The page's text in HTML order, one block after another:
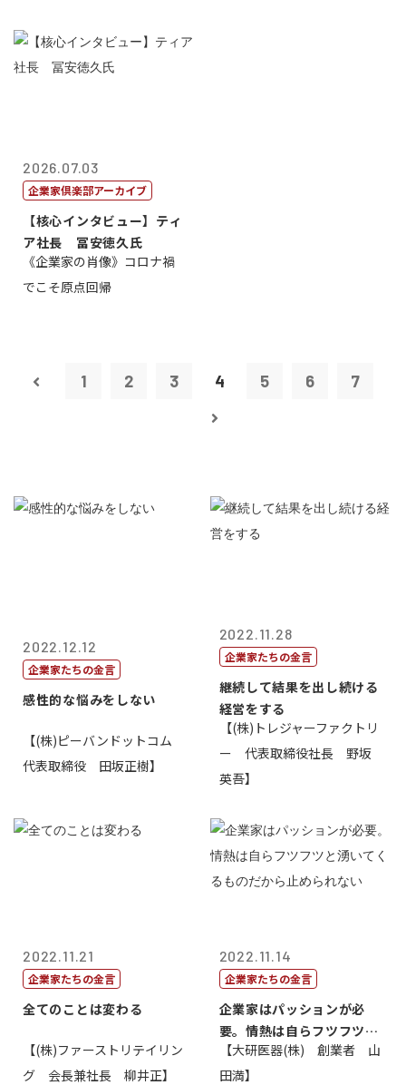
2026.07.03
企業家倶楽部アーカイブ
【核心インタビュー】ティ
ア社長 冨安徳久氏
《企業家の肖像》コロナ禍
でこそ原点回帰
1 2 3 4 5 6 7
2022.12.12
企業家たちの金言
感性的な悩みをしない
【(株)ピーバンドットコム
代表取締役 田坂正樹】
2022.11.28
企業家たちの金言
継続して結果を出し続ける
経営をする
【(株)トレジャーファクトリ
ー 代表取締役社長 野坂
英吾】
2022.11.21
企業家たちの金言
全てのことは変わる
【(株)ファーストリテイリン
グ 会長兼社長 柳井正】
2022.11.14
企業家たちの金言
企業家はパッションが必
要。情熱は自らフツフツと
湧いてくるもの...
【大研医器(株) 創業者 山
田満】